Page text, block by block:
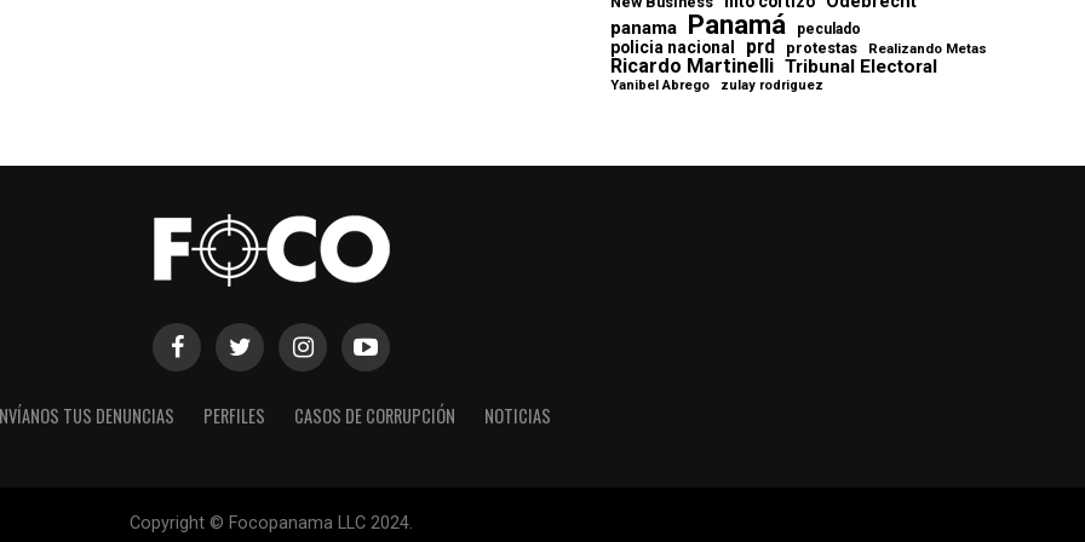
panama Panamá peculado
policia nacional prd protestas Realizando Metas
Ricardo Martinelli Tribunal Electoral
Yanibel Abrego zulay rodriguez
TUS DENUNCIAS PERFILES CASOS DE CORRUPCIÓN NOTICIAS
Copyright © Focopanama LLC 2024.